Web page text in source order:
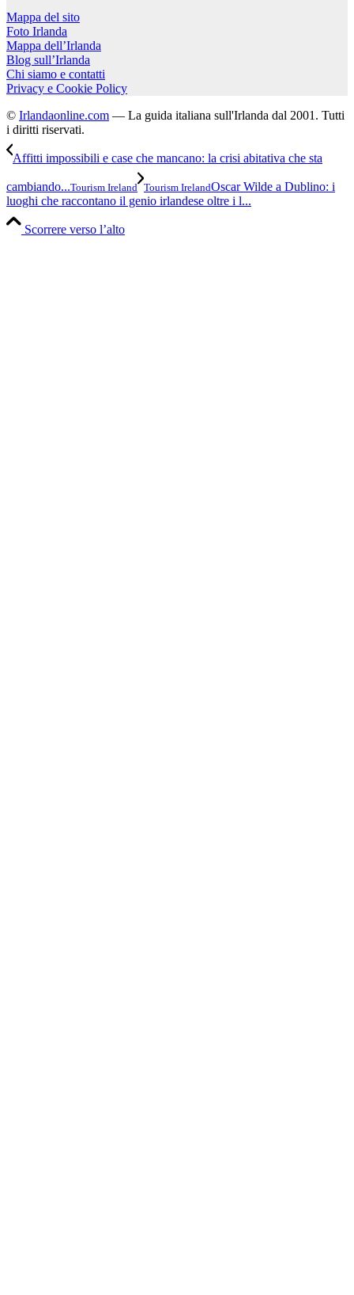
Mappa del sito
Foto Irlanda
Mappa dell’Irlanda
Blog sull’Irlanda
Chi siamo e contatti
Privacy e Cookie Policy
© Irlandaonline.com — La guida italiana sull'Irlanda dal 2001. Tutti
i diritti riservati.
Affitti impossibili e case che mancano: la crisi abitativa che sta
cambiando...Tourism Ireland Tourism IrelandOscar Wilde a Dublino: i
luoghi che raccontano il genio irlandese oltre i l...
Scorrere verso l’alto